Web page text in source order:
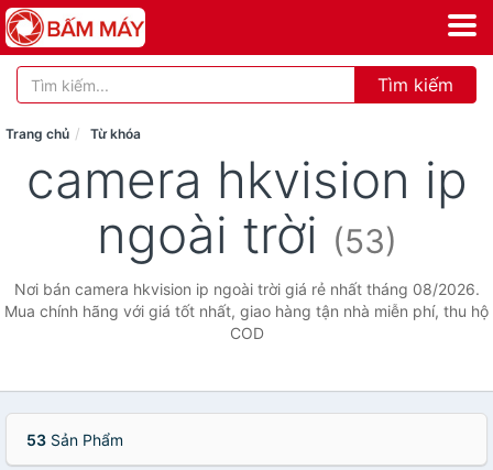
Tìm kiếm
Trang chủ Từ khóa
camera hkvision ip
ngoài trời (53)
Nơi bán camera hkvision ip ngoài trời giá rẻ nhất tháng 08/2026.
Mua chính hãng với giá tốt nhất, giao hàng tận nhà miễn phí, thu hộ
COD
53 Sản Phẩm